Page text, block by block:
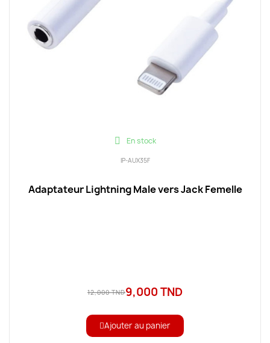
En stock
IP-AUX35F
Adaptateur Lightning Male vers Jack Femelle
12,000 TND9,000 TND
Ajouter au panier